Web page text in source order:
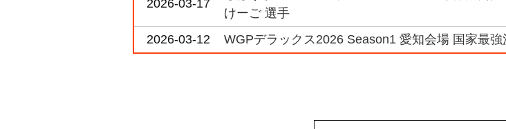
2026-03-17
けーご 選手
2026-03-12
WGPデラックス2026 Season1 愛知会場 国家最